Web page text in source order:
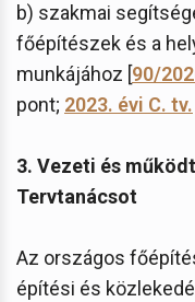
b) szakmai
főépítészek és a
munkájához [90/
pont; 2023. évi C. tv.
3. Vezeti és
Tervtanácsot
Az országos
építési és